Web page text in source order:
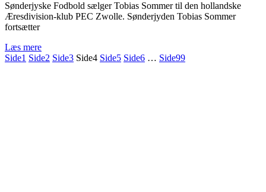
Sønderjyske Fodbold sælger Tobias Sommer til den hollandske
Æresdivision-klub PEC Zwolle. Sønderjyden Tobias Sommer
fortsætter
Læs mere
Side1 Side2 Side3 Side4 Side5 Side6 … Side99